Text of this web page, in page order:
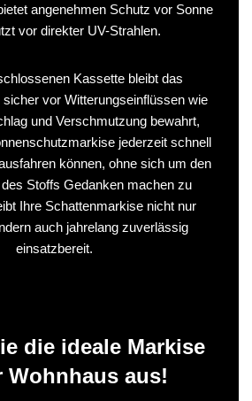
angenehmen Schutz vor Sonne
vor direkter UV-Strahlen.
Kassette bleibt das
vor Witterungseinflüssen wie
und Verschmutzung bewahrt,
jederzeit schnell
können, ohne sich um den
Stoffs Gedanken machen zu
Ihre Schattenmarkise nicht nur
auch jahrelang zuverlässig
einsatzbereit.
die ideale Markise
Wohnhaus aus!